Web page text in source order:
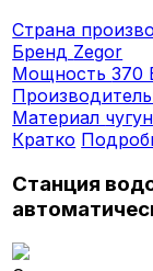
Страна
Бренд Zegor
Мощность370
Материал чугун
Кратко
Станция